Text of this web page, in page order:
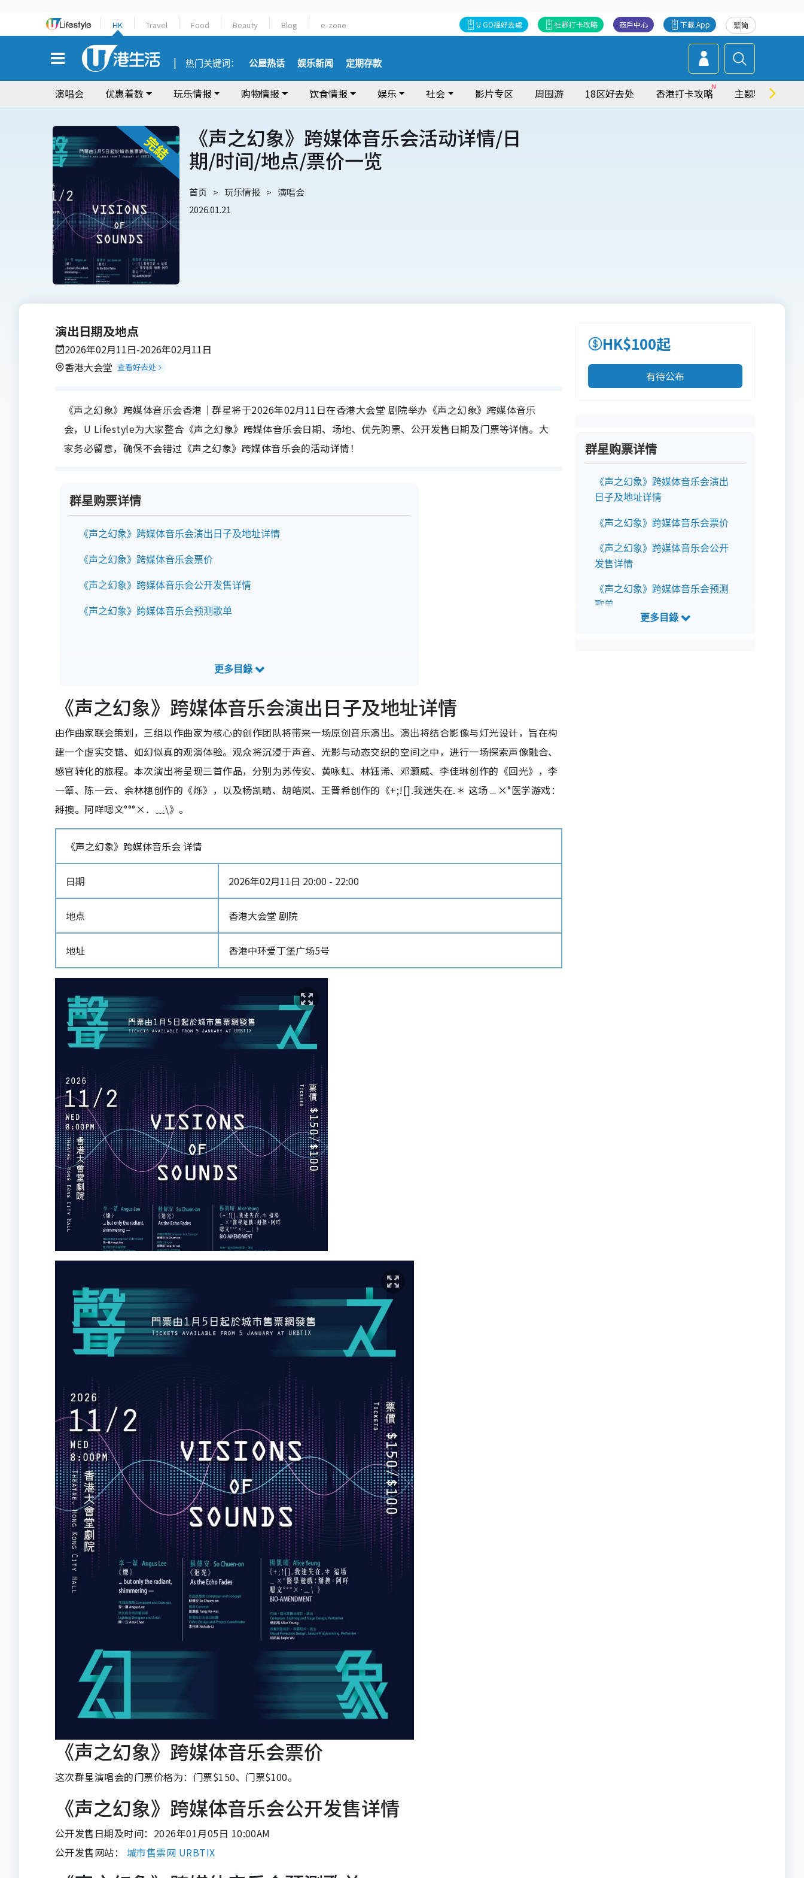
HK Travel Food Beauty Blog e-zone 繁简
下載 App
商戶中心
社群打卡攻略
U GO搵好去處
热门关键词： 公屋热话 娱乐新闻 定期存款
演唱会 优惠着数 玩乐情报 购物情报 饮食情报 娱乐 社会 影片专区 周围游 18区好去处 香港打卡攻略 主题特集
《声之幻象》跨媒体音乐会活动详情/日
期/时间/地点/票价一览
首页 玩乐情报
演唱会
2026.01.21
演出日期及地点
2026年02月11日-2026年02月11日
香港大会堂 查看好去处
《声之幻象》跨媒体音乐会香港｜群星将于2026年02月11日在香港大会堂 剧院举办《声之幻象》跨媒体音乐
会，U Lifestyle为大家整合《声之幻象》跨媒体音乐会日期、场地、优先购票、公开发售日期及门票等详情。大
家务必留意，确保不会错过《声之幻象》跨媒体音乐会的活动详情！
群星购票详情
《声之幻象》跨媒体音乐会演出日子及地址详情
《声之幻象》跨媒体音乐会票价
《声之幻象》跨媒体音乐会公开发售详情
《声之幻象》跨媒体音乐会预测歌单
《声之幻象》跨媒体音乐会演出日子及地址详情
由作曲家联会策划，三组以作曲家为核心的创作团队将带来一场原创音乐演出。演出将结合影像与灯光设计，旨在构
建一个虚实交错、如幻似真的观演体验。观众将沉浸于声音、光影与动态交织的空间之中，进行一场探索声像融合、
感官转化的旅程。本次演出将呈现三首作品，分别为苏传安、黄咏虹、林钰浠、邓灏威、李佳琳创作的《回光》，李
一𥯤、陈一云、余林橞创作的《烁》，以及杨凯晴、胡皓岚、王晋希创作的《+;![].我迷失在.＊ 这场﹍×°医学游戏：
掰擙。阿咩嗯文°°°×．﹏\》。
《声之幻象》跨媒体音乐会 详情
日期 2026年02月11日 20:00 - 22:00
地点 香港大会堂 剧院
地址 香港中环爱丁堡广场5号‎
《声之幻象》跨媒体音乐会票价
这次群星演唱会的门票价格为：门票$150、门票$100。
《声之幻象》跨媒体音乐会公开发售详情
公开发售日期及时间：2026年01月05日 10:00AM
公开发售网站： 城市售票网 URBTIX
HK$100起
有待公布
群星购票详情
《声之幻象》跨媒体音乐会演出
日子及地址详情
《声之幻象》跨媒体音乐会票价
《声之幻象》跨媒体音乐会公开
发售详情
《声之幻象》跨媒体音乐会预测
歌单